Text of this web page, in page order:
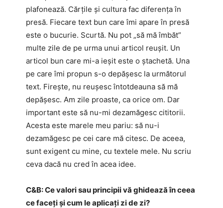
plafonează. Cărțile și cultura fac diferența în
presă. Fiecare text bun care îmi apare în presă
este o bucurie. Scurtă. Nu pot „să mă îmbăt”
multe zile de pe urma unui articol reușit. Un
articol bun care mi-a ieșit este o ștachetă. Una
pe care îmi propun s-o depășesc la următorul
text. Firește, nu reușesc întotdeauna să mă
depășesc. Am zile proaste, ca orice om. Dar
important este să nu-mi dezamăgesc cititorii.
Acesta este marele meu pariu: să nu-i
dezamăgesc pe cei care mă citesc. De aceea,
sunt exigent cu mine, cu textele mele. Nu scriu
ceva dacă nu cred în acea idee.
C&B:​ Ce valori sau principii vă ghidează în ceea
ce faceți și cum le aplicați zi de zi?